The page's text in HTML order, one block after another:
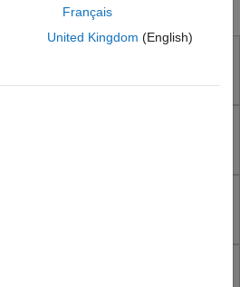
시스템 관련 제품
템의 설계, 시뮬레이션, 테스트
계, 시뮬레이션, 테스트, 배포
Français
United Kingdom (English)